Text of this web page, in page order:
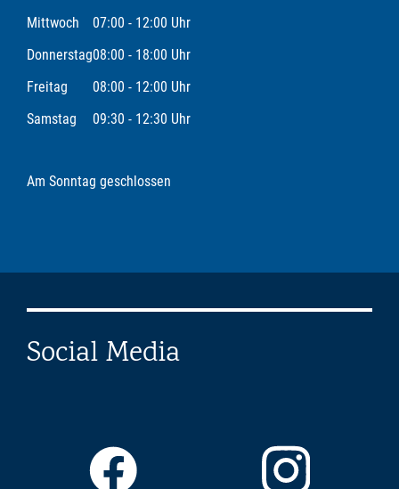
Mittwoch
07:00 - 12:00 Uhr
Donnerstag08:00 - 18:00 Uhr
Freitag
08:00 - 12:00 Uhr
Samstag
09:30 - 12:30 Uhr
Am Sonntag geschlossen
Social Media